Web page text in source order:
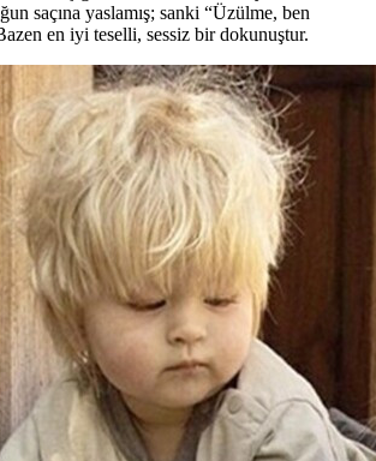
saçına yaslamış; sanki “Üzülme, ben
en iyi teselli, sessiz bir dokunuştur.